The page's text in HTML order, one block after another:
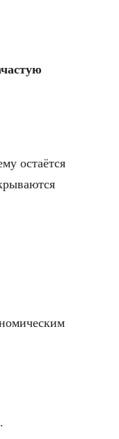
остаётся